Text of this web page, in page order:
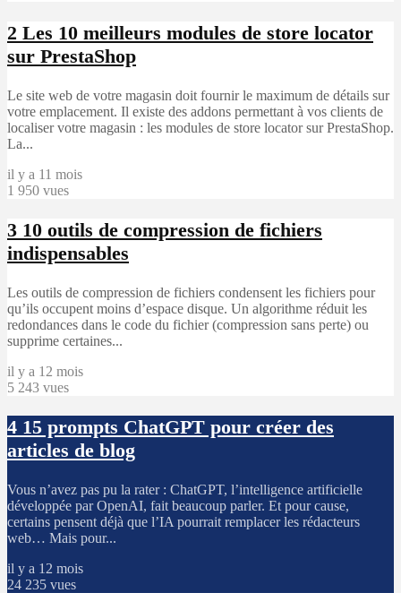
2 Les 10 meilleurs modules de store locator
sur PrestaShop
Le site web de votre magasin doit fournir le maximum de détails sur
votre emplacement. Il existe des addons permettant à vos clients de
localiser votre magasin : les modules de store locator sur PrestaShop.
La...
il y a 11 mois
1 950 vues
3 10 outils de compression de fichiers
indispensables
Les outils de compression de fichiers condensent les fichiers pour
qu’ils occupent moins d’espace disque. Un algorithme réduit les
redondances dans le code du fichier (compression sans perte) ou
supprime certaines...
il y a 12 mois
5 243 vues
4 15 prompts ChatGPT pour créer des
articles de blog
Vous n’avez pas pu la rater : ChatGPT, l’intelligence artificielle
développée par OpenAI, fait beaucoup parler. Et pour cause,
certains pensent déjà que l’IA pourrait remplacer les rédacteurs
web… Mais pour...
il y a 12 mois
24 235 vues